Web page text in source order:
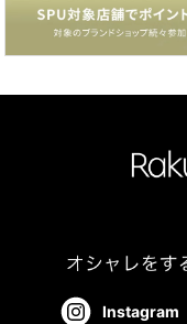
Instagram